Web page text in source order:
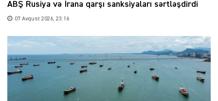
ABŞ Rusiya və İrana qarşı sanksiyaları sərtləşdirdi
07 Avqust 2026, 23:16